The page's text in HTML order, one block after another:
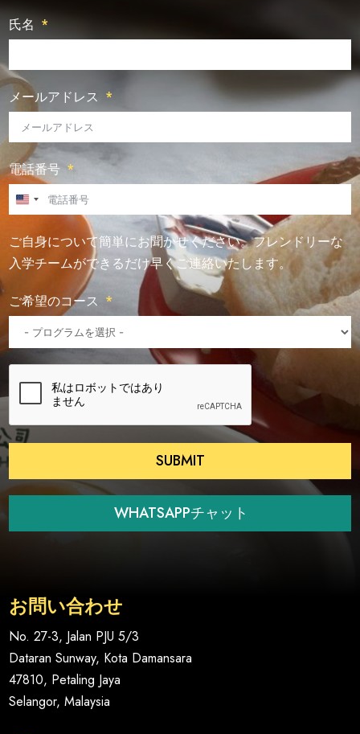
氏名
メールアドレス
電話番号
U
i
t
e
d
S
a
t
e
s
1
ご自身について簡単にお聞かせください。フレンドリーな
入学チームができるだけ早くご連絡いたします。
ご希望のコース
SUBMIT
WHATSAPPチャット
お問い合わせ
No. 27-3, Jalan PJU 5/3
Dataran Sunway, Kota Damansara
47810, Petaling Jaya
Selangor, Malaysia